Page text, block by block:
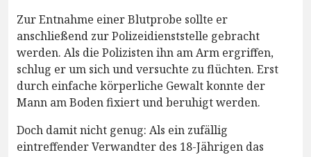
Zur Entnahme einer Blutprobe sollte er
anschließend zur Polizeidienststelle gebracht
werden. Als die Polizisten ihn am Arm ergriffen,
schlug er um sich und versuchte zu flüchten. Erst
durch einfache körperliche Gewalt konnte der
Mann am Boden fixiert und beruhigt werden.
Doch damit nicht genug: Als ein zufällig
eintreffender Verwandter des 18-Jährigen das